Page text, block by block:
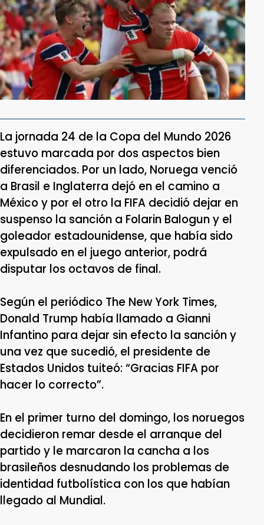
La jornada 24 de la Copa del Mundo 2026
estuvo marcada por dos aspectos bien
diferenciados. Por un lado, Noruega venció
a Brasil e Inglaterra dejó en el camino a
México y por el otro la FIFA decidió dejar en
suspenso la sanción a Folarin Balogun y el
goleador estadounidense, que había sido
expulsado en el juego anterior, podrá
disputar los octavos de final.
Según el periódico The New York Times,
Donald Trump había llamado a Gianni
Infantino para dejar sin efecto la sanción y
una vez que sucedió, el presidente de
Estados Unidos tuiteó: “Gracias FIFA por
hacer lo correcto”.
En el primer turno del domingo, los noruegos
decidieron remar desde el arranque del
partido y le marcaron la cancha a los
brasileños desnudando los problemas de
identidad futbolística con los que habían
llegado al Mundial.